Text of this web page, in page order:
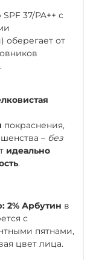
37/PA++ с
оберегает от
покраснения,
– без
идеально
.
2% Арбутин в
с
пятнами,
цвет лица.